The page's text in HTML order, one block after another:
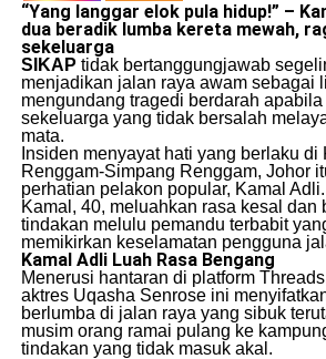
“Yang langgar elok pula hidup!” –
dua beradik lumbakeretamewah,
sekeluarga
SIKAP tidak bertanggungjawab
menjadikan jalan raya awam sebagai
mengundang tragedi berdarah
sekeluarga yang tidak bersalah
mata.
​Insiden menyayat hati yang berlaku di
Renggam-Simpang Renggam, Johor
perhatian pelakon popular, Kamal Adli.
​Kamal, 40, meluahkan rasa kesal dan
tindakan melulu pemandu terbabit
memikirkan keselamatan pengguna
Kamal Adli Luah Rasa Bengang
​Menerusi hantaran di platform
aktres Uqasha Senrose ini
berlumba di jalan raya yang sibuk
musim orang ramai pulang ke
tindakan yang tidak masuk akal.